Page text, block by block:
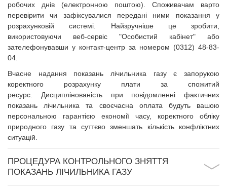
робочих днів (електронною поштою). Споживачам варто
перевірити чи зафіксувалися передані ними показання у
розрахунковій системі. Найзручніше це зробити,
використовуючи веб-сервіс "Особистий кабінет" або
зателефонувавши у контакт-центр за номером (0312) 48-83-
04.
Вчасне надання показань лічильника газу є запорукою
коректного розрахунку плати за спожитий
ресурс.
Дисциплінованість при повідомленні фактичних
показань лічильника та своєчасна оплата будуть вашою
персональною гарантією економії часу, коректного обліку
природного газу та суттєво зменшать кількість конфліктних
ситуацій.
ПРОЦЕДУРА КОНТРОЛЬНОГО ЗНЯТТЯ
ПОКАЗАНЬ ЛІЧИЛЬНИКА ГАЗУ